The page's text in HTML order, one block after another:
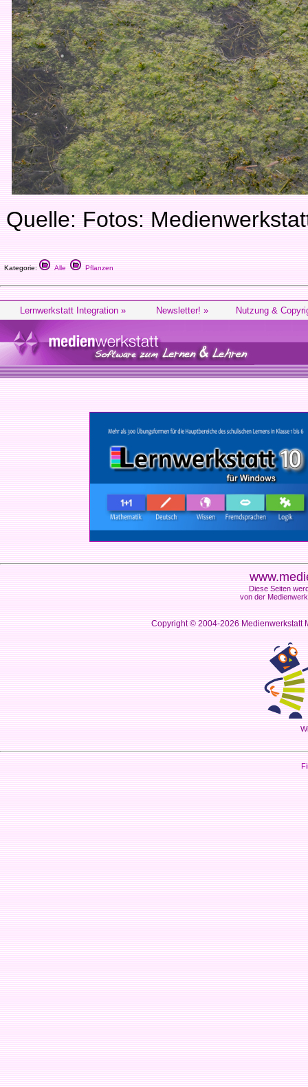
Quelle: Fotos:
Kategorie: Alle Pflanzen
Lernwerkstatt Integration » Newsletter! » Nutzung &
Diese Seiten
von der
Copyright © 2004-2026Medienwerkstatt